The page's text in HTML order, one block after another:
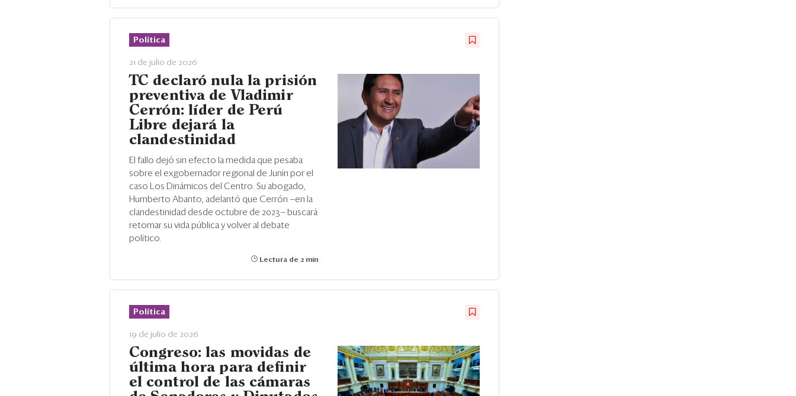
Política
21 de julio de 2026
TC declaró nula la prisión
preventiva de Vladimir
Cerrón: líder de Perú
Libre dejará la
clandestinidad
El fallo dejó sin efecto la medida que pesaba
sobre el exgobernador regional de Junín por el
caso Los Dinámicos del Centro. Su abogado,
Humberto Abanto, adelantó que Cerrón —en la
clandestinidad desde octubre de 2023— buscará
retomar su vida pública y volver al debate
político.
Lectura de 2 min
Política
19 de julio de 2026
Congreso: las movidas de
última hora para definir
el control de las cámaras